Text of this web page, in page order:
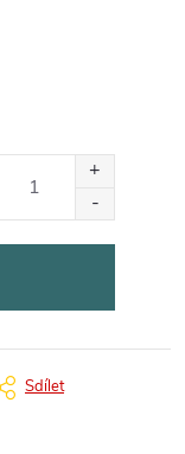
Sdílet